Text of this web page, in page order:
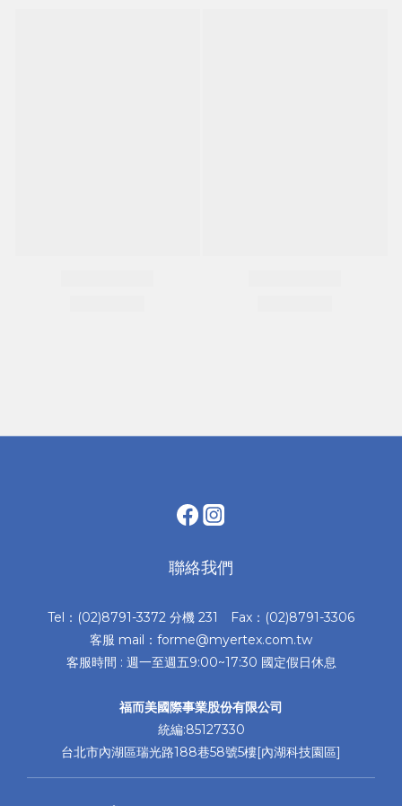
聯絡我們
Tel：(02)8791-3372 分機 231 Fax：(02)8791-3306
客服 mail：forme@myertex.com.tw
客服時間 : 週一至週五9:00~17:30 國定假日休息
福而美國際事業股份有限公司
統編:85127330
台北市內湖區瑞光路188巷58號5樓[內湖科技園區]